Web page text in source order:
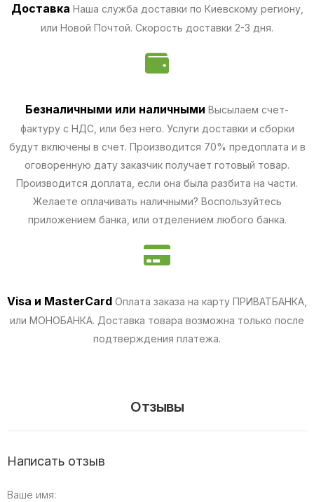
Доставка Наша служба доставки по Киевскому региону,
или Новой Почтой. Скорость доставки 2-3 дня.
Безналичными или наличными Высылаем счет-
фактуру с НДС, или без него. Услуги доставки и сборки
будут включены в счет. Производится 70% предоплата и в
оговоренную дату заказчик получает готовый товар.
Производится доплата, если она была разбита на части.
Желаете оплачивать наличными? Воспользуйтесь
приложением банка, или отделением любого банка.
Visa и MasterCard Оплата заказа на карту ПРИВАТБАНКА,
или МОНОБАНКА. Доставка товара возможна только после
подтверждения платежа.
Отзывы
Написать отзыв
Ваше имя: